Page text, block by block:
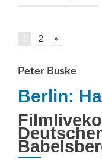
1 2 »
Peter Buske
Berlin: